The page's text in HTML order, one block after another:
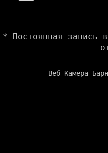
* Постоянная запись
Веб-Камера